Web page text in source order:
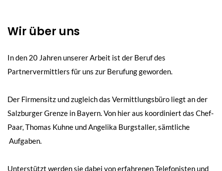
Wir über uns
In den 20 Jahren unserer Arbeit ist der Beruf des
Partnervermittlers für uns zur Berufung geworden.
Der Firmensitz und zugleich das Vermittlungsbüro liegt an der
Salzburger Grenze in Bayern. Von hier aus koordiniert das Chef-
Paar, Thomas Kuhne und Angelika Burgstaller, sämtliche
Aufgaben.
Unterstützt werden sie dabei von erfahrenen Telefonisten und